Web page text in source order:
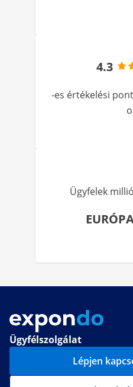
4.3
-es értékelési
Ügyfelek
Ügyfélszolgálat
Lépjen